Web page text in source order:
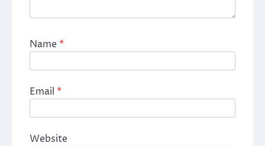
Name*
Email *
Website